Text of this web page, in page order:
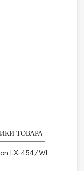
ТОВАРА
LX-454/Wl